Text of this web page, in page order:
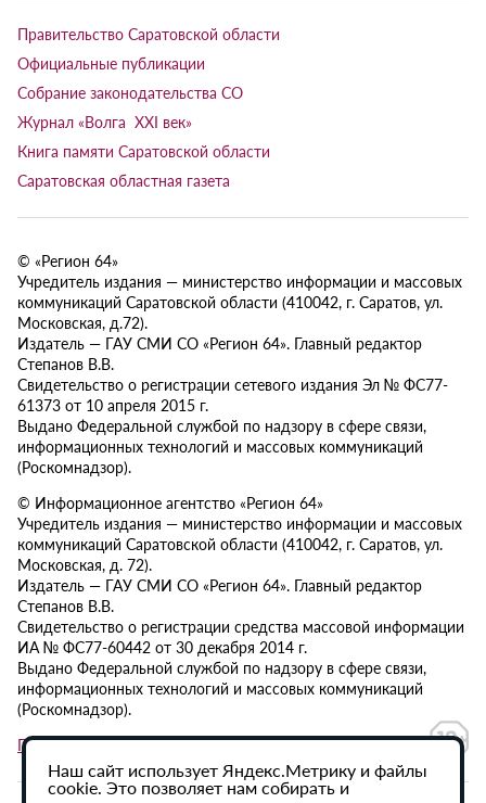
Правительство Саратовской области
Официальные публикации
Собрание законодательства СО
Журнал «Волга XXI век»
Книга памяти Саратовской области
Саратовская областная газета
© «Регион 64»
Учредитель издания — министерство информации и массовых
коммуникаций Саратовской области (410042, г. Саратов, ул.
Московская, д.72).
Издатель — ГАУ СМИ СО «Регион 64». Главный редактор
Степанов В.В.
Свидетельство о регистрации сетевого издания Эл № ФС77-
61373 от 10 апреля 2015 г.
Выдано Федеральной службой по надзору в сфере связи,
информационных технологий и массовых коммуникаций
(Роскомнадзор).
© Информационное агентство «Регион 64»
Учредитель издания — министерство информации и массовых
коммуникаций Саратовской области (410042, г. Саратов, ул.
Московская, д. 72).
Издатель — ГАУ СМИ СО «Регион 64». Главный редактор
Степанов В.В.
Свидетельство о регистрации средства массовой информации
ИА № ФС77-60442 от 30 декабря 2014 г.
Выдано Федеральной службой по надзору в сфере связи,
информационных технологий и массовых коммуникаций
(Роскомнадзор).
Политика в отношении обработки персональных данных
Наш сайт использует Яндекс.Метрику и файлы
cookie. Это позволяет нам собирать и